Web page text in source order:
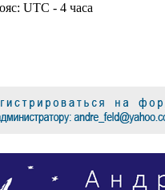
UTC - 4 часа